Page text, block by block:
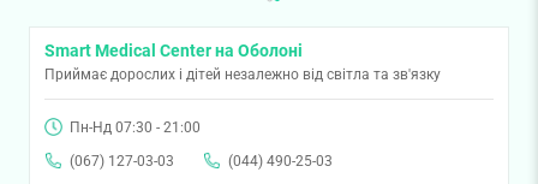
Smart Medical Center на Оболоні
Приймає дорослих і дітей незалежно від світла та зв'язку
Пн-Нд 07:30 - 21:00
(067) 127-03-03
(044) 490-25-03